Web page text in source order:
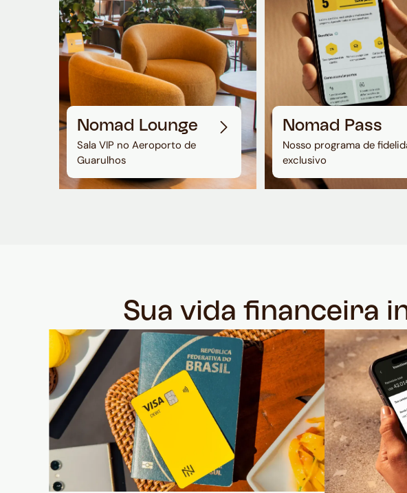
Nomad Lounge
Sala VIP no Aeroporto de
Guarulhos
Nomad Pass
Nosso programa de
exclusivo
Sua vida financeira